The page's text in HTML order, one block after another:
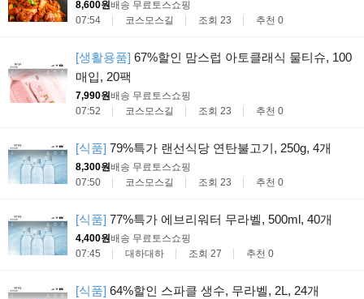
8,600원배송 무료토스쇼핑
07:54
코스모스길 조회 23 추천 0
[생활용품] 67%할인 맘스럽 아토클래식 물티슈, 100
매입, 20팩
7,990원배송 무료토스쇼핑
07:52
코스모스길 조회 23 추천 0
[식품] 79%특가 랜선식당 연탄불고기, 250g, 4개
8,300원배송 무료토스쇼핑
07:50
코스모스길 조회 23 추천 0
[식품] 77%특가 에브리워터 무라벨, 500ml, 40개
4,400원배송 무료토스쇼핑
07:45
대하대하 조회 27 추천 0
[식품] 64%할인 스파클 생수, 무라벨, 2L, 24개